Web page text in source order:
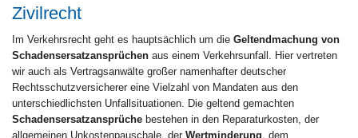
Zivilrecht
Im Verkehrsrecht geht es hauptsächlich um die Geltendmachung von
Schadensersatzansprüchen aus einem Verkehrsunfall. Hier vertreten
wir auch als Vertragsanwälte großer namenhafter deutscher
Rechtsschutzversicherer eine Vielzahl von Mandaten aus den
unterschiedlichsten Unfallsituationen. Die geltend gemachten
Schadensersatzansprüche bestehen in den Reparaturkosten, der
allgemeinen Unkostenpauschale, der Wertminderung , dem